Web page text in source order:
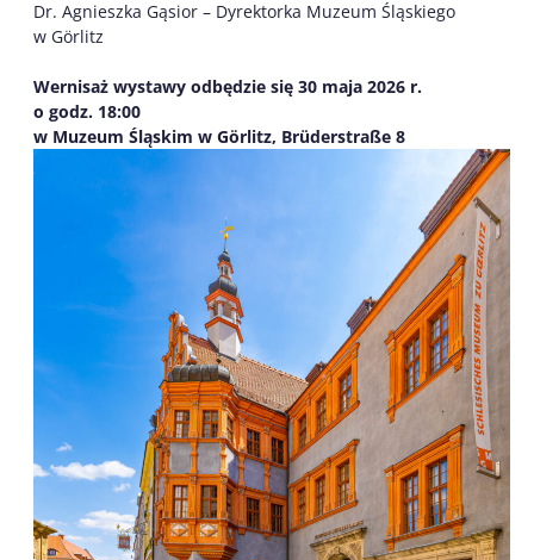
Dr. Agnieszka Gąsior – Dyrektorka Muzeum Śląskiego
w Görlitz
Wernisaż wystawy odbędzie się 30 maja 2026 r.
o godz. 18:00
w Muzeum Śląskim w Görlitz, Brüderstraße 8